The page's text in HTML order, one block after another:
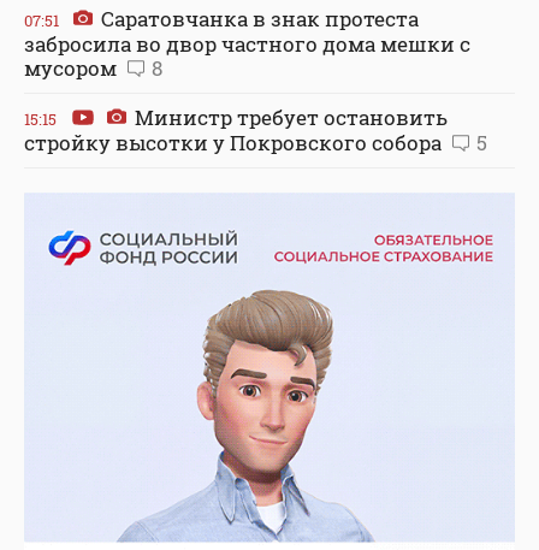
07:51
Саратовчанка в знак протеста
забросила во двор частного дома мешки с
мусором
8
15:15
Министр требует остановить
стройку высотки у Покровского собора
5